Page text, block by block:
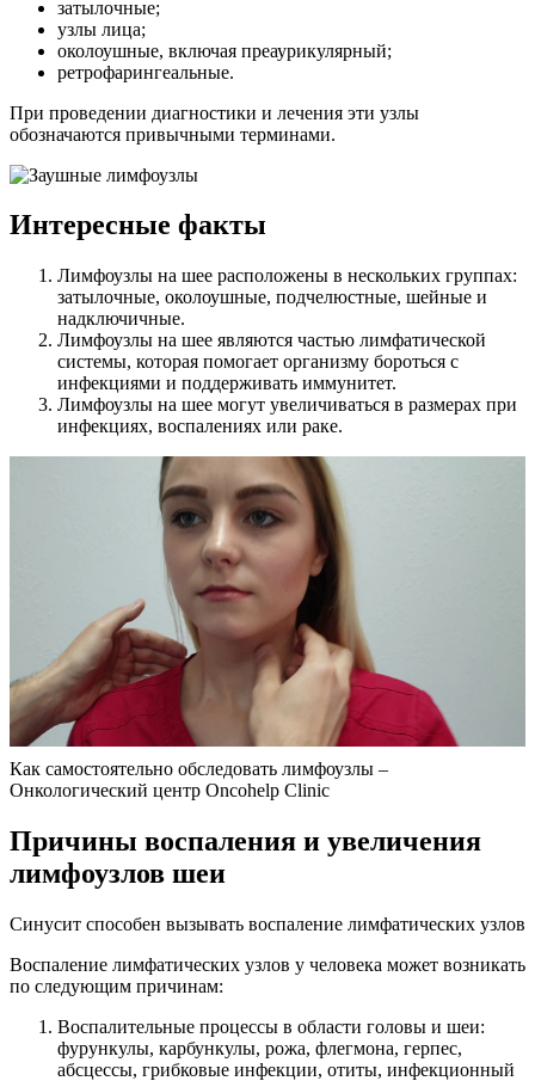
затылочные;
узлы лица;
околоушные, включая преаурикулярный;
ретрофарингеальные.
При проведении диагностики и лечения эти узлы
обозначаются привычными терминами.
Интересные факты
Лимфоузлы на шее расположены в нескольких группах:
затылочные, околоушные, подчелюстные, шейные и
надключичные.
Лимфоузлы на шее являются частью лимфатической
системы, которая помогает организму бороться с
инфекциями и поддерживать иммунитет.
Лимфоузлы на шее могут увеличиваться в размерах при
инфекциях, воспалениях или раке.
Как самостоятельно обследовать лимфоузлы –
Онкологический центр Oncohelp Clinic
Причины воспаления и увеличения
лимфоузлов шеи
Синусит способен вызывать воспаление лимфатических узлов
Воспаление лимфатических узлов у человека может возникать
по следующим причинам:
Воспалительные процессы в области головы и шеи:
фурункулы, карбункулы, рожа, флегмона, герпес,
абсцессы, грибковые инфекции, отиты, инфекционный